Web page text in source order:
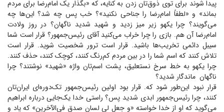
پیدا شوند برای توی ذوق‌تان زدن به کنایه، که «بگذار یک امام‌رضا برای مردم
بماند» و «لطفاً امام‌رضا را جناحی نکنید»؟ خب پس چه شد؟ این‌ها چه
می‌گویند؟ چرا یکهو زیر میز زدید و شهید شدید ناگهان؟ در روز ولادت
امام‌رضا آن هم. بازی را چرا خراب می‌کنید آقای رئیس‌جمهور؟ قرار است شما
سیبل دائمی تخریب‌ها باشید. قرار است ترور شخصیت شوید. قرار است
تلاش کنند که اسم شما را در بین مردم کم‌رنگ کنند، کوچک کنند، حذف کنند.
چرا یکهو به خط سرخ نستعلیق، پشت اسم‌تان واژه «شهید» نوشتند؟ چرا
ناگهان ماندگار شدید؟
قرار نبود این‌طور شود که. قرار بود اولین رئیس‌جمهور تک‌دوره‌ای ایران‌تان
کنند، چرا رئیس‌جمهور ابدی شدید پس؟ راستی خدا یک‌جایی درباره ابراهیم
می‌گوید که او از خدا خواسته «و جعل لی لسان صدق فی‌الآخرین» که یاد و